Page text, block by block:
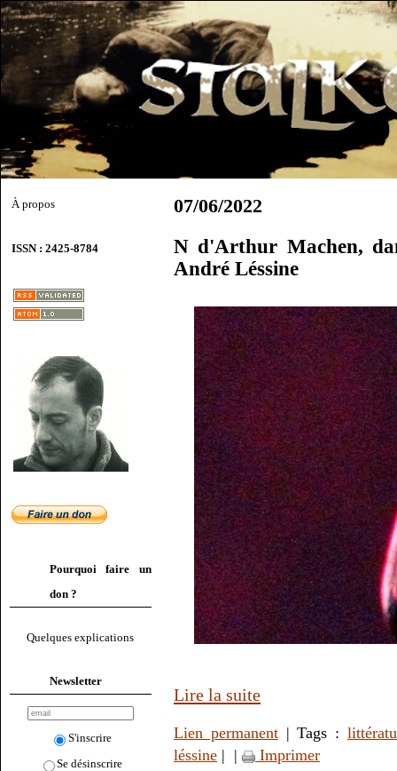
À propos
ISSN : 2425-8784
Pourquoi faire un
don ?
Quelques explications
Newsletter
S'inscrire
Se désinscrire
07/06/2022
N d'Arthur Machen,
André Léssine
Lire la suite
Lien permanent| Tags :
léssine | | Imprimer